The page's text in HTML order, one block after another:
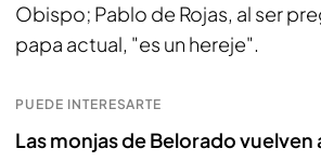
Obispo; Pablo de Rojas, al ser
papa actual, "es un hereje".
PUEDE INTERESARTE
Las monjas de Belorado vuelven